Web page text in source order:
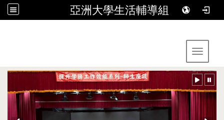
亞洲大學生活輔導組
Toggle